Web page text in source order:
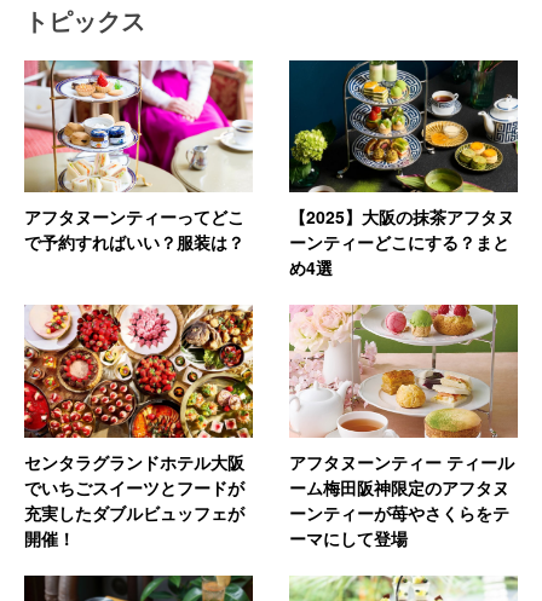
トピックス
アフタヌーンティーってどこ
で予約すればいい？服装は？
【2025】大阪の抹茶アフタヌ
ーンティーどこにする？まと
め4選
センタラグランドホテル大阪
でいちごスイーツとフードが
充実したダブルビュッフェが
開催！
アフタヌーンティー ティール
ーム梅田阪神限定のアフタヌ
ーンティーが苺やさくらをテ
ーマにして登場